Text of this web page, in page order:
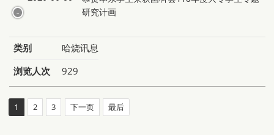
研究计画
类别
哈烧讯息
浏览人次
929
1 2 3 下一页 最后